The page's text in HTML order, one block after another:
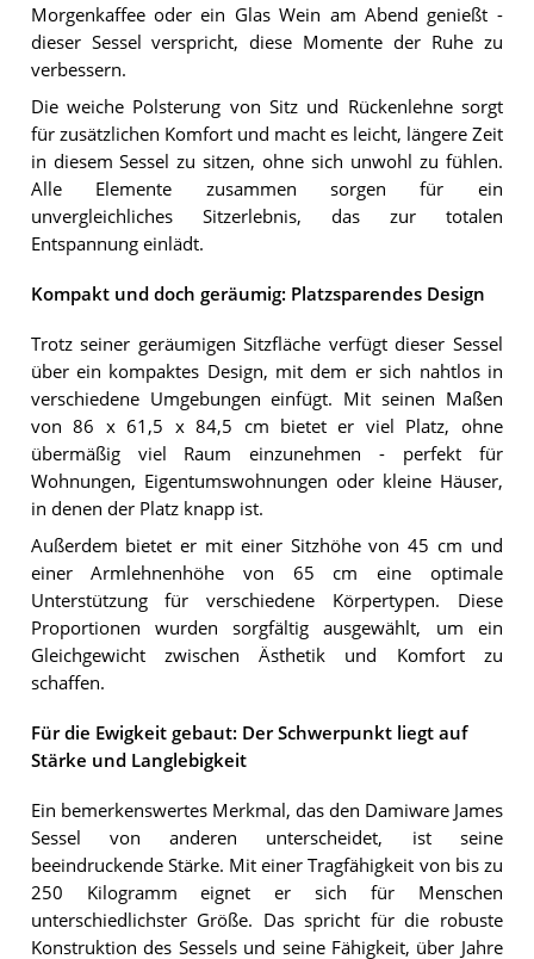
Morgenkaffee oder ein Glas Wein am Abend genießt -
dieser Sessel verspricht, diese Momente der Ruhe zu
verbessern.
Die weiche Polsterung von Sitz und Rückenlehne sorgt
für zusätzlichen Komfort und macht es leicht, längere Zeit
in diesem Sessel zu sitzen, ohne sich unwohl zu fühlen.
Alle Elemente zusammen sorgen für ein
unvergleichliches Sitzerlebnis, das zur totalen
Entspannung einlädt.
Kompakt und doch geräumig: Platzsparendes Design
Trotz seiner geräumigen Sitzfläche verfügt dieser Sessel
über ein kompaktes Design, mit dem er sich nahtlos in
verschiedene Umgebungen einfügt. Mit seinen Maßen
von 86 x 61,5 x 84,5 cm bietet er viel Platz, ohne
übermäßig viel Raum einzunehmen - perfekt für
Wohnungen, Eigentumswohnungen oder kleine Häuser,
in denen der Platz knapp ist.
Außerdem bietet er mit einer Sitzhöhe von 45 cm und
einer Armlehnenhöhe von 65 cm eine optimale
Unterstützung für verschiedene Körpertypen. Diese
Proportionen wurden sorgfältig ausgewählt, um ein
Gleichgewicht zwischen Ästhetik und Komfort zu
schaffen.
Für die Ewigkeit gebaut: Der Schwerpunkt liegt auf
Stärke und Langlebigkeit
Ein bemerkenswertes Merkmal, das den Damiware James
Sessel von anderen unterscheidet, ist seine
beeindruckende Stärke. Mit einer Tragfähigkeit von bis zu
250 Kilogramm eignet er sich für Menschen
unterschiedlichster Größe. Das spricht für die robuste
Konstruktion des Sessels und seine Fähigkeit, über Jahre